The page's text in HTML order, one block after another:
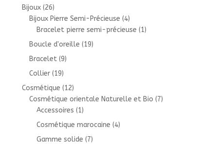
Bijoux (26)
Bijoux Pierre Semi-Précieuse (4)
Bracelet pierre semi-précieuse (1)
Boucle d'oreille (19)
Bracelet (9)
Collier (19)
Cosmétique (12)
Cosmétique orientale Naturelle et Bio (7)
Accessoires (1)
Cosmétique marocaine (4)
Gamme solide (7)